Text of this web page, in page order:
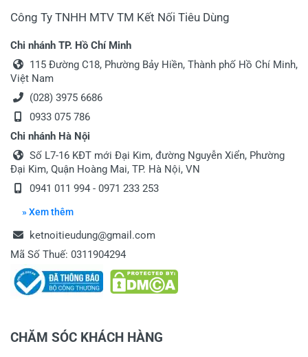
Công Ty TNHH MTV TM Kết Nối Tiêu Dùng
Chi nhánh TP. Hồ Chí Minh
115 Đường C18, Phường Bảy Hiền, Thành phố Hồ Chí Minh,
Việt Nam
(028) 3975 6686
0933 075 786
Chi nhánh Hà Nội
Số L7-16 KĐT mới Đại Kim, đường Nguyễn Xiển, Phường
Đại Kim, Quận Hoàng Mai, TP. Hà Nội, VN
0941 011 994 - 0971 233 253
» Xem thêm
ketnoitieudung@gmail.com
Mã Số Thuế: 0311904294
CHĂM SÓC KHÁCH HÀNG